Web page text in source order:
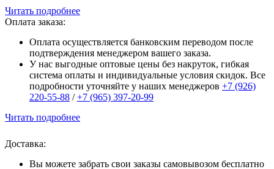
Читать подробнее
Оплата заказа:
Оплата осуществляется банковским переводом после
подтверждения менеджером вашего заказа.
У нас выгодные оптовые цены без накруток, гибкая
система оплаты и индивидуальные условия скидок. Все
подробности уточняйте у наших менеджеров +7 (926)
220-55-88 /+7 (965) 397-20-99
Читать подробнее
Доставка:
Вы можете забрать свои заказы самовывозом бесплатно